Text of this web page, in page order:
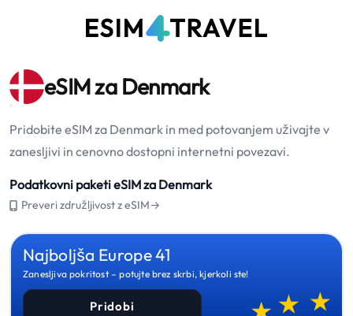
eSIM za Denmark
Pridobite eSIM za Denmark in med potovanjem uživajte v
zanesljivi in cenovno dostopni internetni povezavi.
Podatkovni paketi eSIM za Denmark
Preveri združljivost z eSIM→
Najboljša Europe 41
Zanesljiva pokritost – potujte brez skrbi, kjerkoli ste!
Pridobi